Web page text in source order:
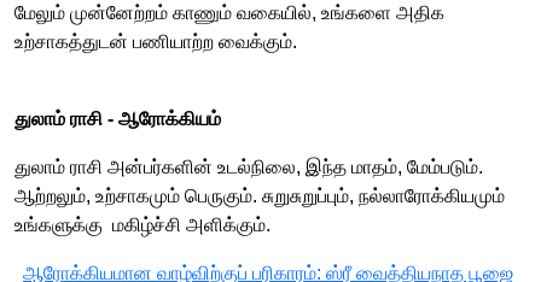
மேலும் முன்னேற்றம் காணும் வகையில், உங்களை அதிக
உற்சாகத்துடன் பணியாற்ற வைக்கும்.
துலாம் ராசி -​​ ஆரோக்கியம்
துலாம் ராசி அன்பர்களின் உடல்நிலை, இந்த மாதம், மேம்படும்.
ஆற்றலும், உற்சாகமும் பெருகும். சுறுசுறுப்பும், நல்லாரோக்கியமும்
உங்களுக்கு மகிழ்ச்சி அளிக்கும்.
ஆரோக்கியமான வாழ்விற்குப் பரிகாரம்: ஸ்ரீ வைத்தியநாத பூஜை